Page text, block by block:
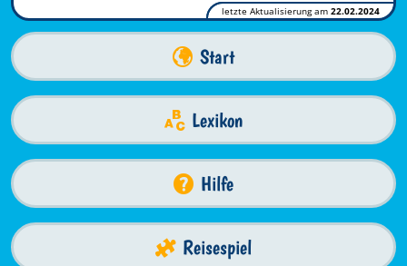
letzte Aktualisierung am 22.02.2024
Start
Lexikon
Hilfe
Reisespiel